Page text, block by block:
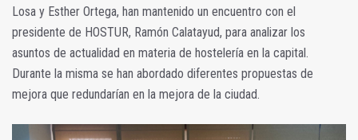
Losa y Esther Ortega, han mantenido un encuentro con el
presidente de HOSTUR, Ramón Calatayud, para analizar los
asuntos de actualidad en materia de hostelería en la capital.
Durante la misma se han abordado diferentes propuestas de
mejora que redundarían en la mejora de la ciudad.